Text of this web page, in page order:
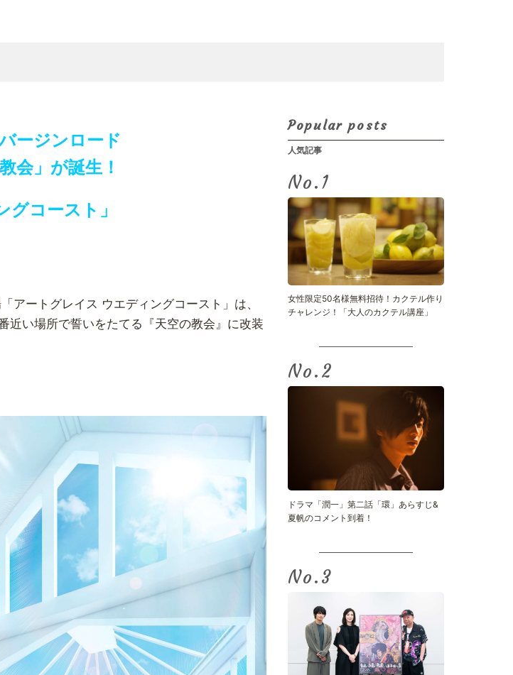
ージンロード
会」が誕生！
グコースト」
アートグレイス ウエディングコースト」は、
近い場所で誓いをたてる『天空の教会』に改装
Popular posts
人気記事
No.
女性限定50名様無料招待！カクテル作り
チャレンジ！「大人のカクテル講座」
No.
ドラマ「潤一」第二話「環」あらすじ&
夏帆のコメント到着！
No.